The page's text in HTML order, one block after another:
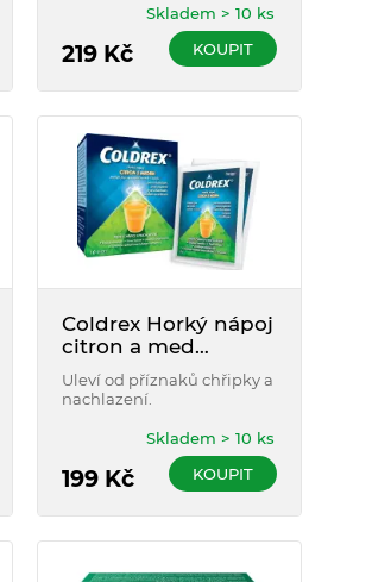
kloubů a svalů, uvolňuje
ucpaný nos, tlumí bolesti v
krku a doplňuje vitamin C.
219Kč
Skladem > 10 ks
KOUPIT
Coldrex Horký nápoj
citron a med
750mg/10mg/60mg
10 sáčků
Uleví od příznaků chřipky a
nachlazení.
199Kč
Skladem > 10 ks
KOUPIT